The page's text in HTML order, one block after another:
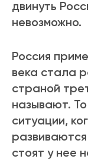
двинуть
невозможно.
Россия
века стала
страной
называют.
ситуации,
стоят у нее